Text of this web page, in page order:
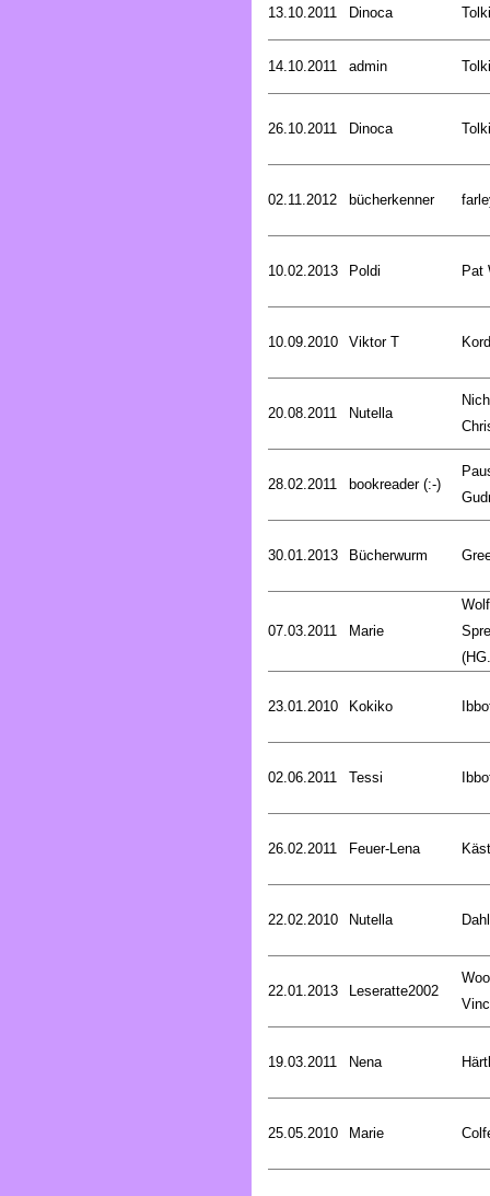
13.10.2011 Dinoca
14.10.2011 admin
26.10.2011 Dinoca
02.11.2012 bücherkenner
10.02.2013 Poldi Pat
10.09.2010 Viktor T
20.08.2011 Nutella
28.02.2011 bookreader (:-)
30.01.2013 Bücherwurm
07.03.2011 Marie
23.01.2010 Kokiko
02.06.2011 Tessi
26.02.2011 Feuer-Lena
22.02.2010 Nutella
22.01.2013 Leseratte2002
19.03.2011 Nena
25.05.2010 Marie